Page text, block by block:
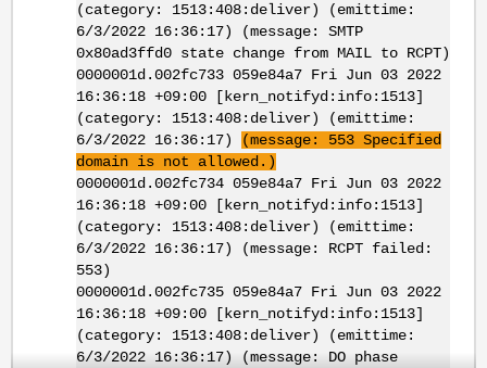
(category: 1513:408:deliver) (emittime:
6/3/2022 16:36:17) (message: SMTP
0x80ad3ffd0 state change from MAIL to RCPT)
0000001d.002fc733 059e84a7 Fri Jun 03 2022
16:36:18 +09:00 [kern_notifyd:info:1513]
(category: 1513:408:deliver) (emittime:
6/3/2022 16:36:17)
(message: 553 Specified
domain is not allowed.)
0000001d.002fc734 059e84a7 Fri Jun 03 2022
16:36:18 +09:00 [kern_notifyd:info:1513]
(category: 1513:408:deliver) (emittime:
6/3/2022 16:36:17) (message: RCPT failed:
553)
0000001d.002fc735 059e84a7 Fri Jun 03 2022
16:36:18 +09:00 [kern_notifyd:info:1513]
(category: 1513:408:deliver) (emittime:
6/3/2022 16:36:17) (message: DO phase